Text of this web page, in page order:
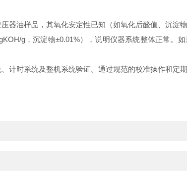
器油样品，其氧化安定性已知（如氧化后酸值、沉淀
g，沉淀物±0.01%），说明仪器系统整体正常。
计时系统及整机系统验证。通过规范的校准操作和定